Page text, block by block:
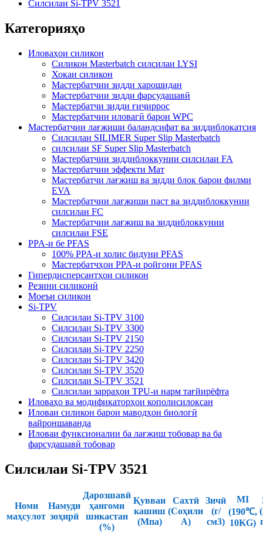
Силсилаи Si-TPV 3521
Категорияҳо
Иловаҳои силикон
Силикон Masterbatch силсилаи LYSI
Хокаи силикон
Мастербатчии зидди харошидан
Мастербатчии зидди фарсудашавӣ
Мастербатчи зидди ғиҷиррос
Мастербатчии иловагӣ барои WPC
Мастербатчии лағжиши баландсифат ва зиддиблокатсия
Силсилаи SILIMER Super Slip Masterbatch
силсилаи SF Super Slip Masterbatch
Мастербатчии зиддиблоккунии силсилаи FA
Мастербатчии эффекти Мат
Мастербатчи лағжиш ва зидди блок барои филми
EVA
Мастербатчии лағжиши паст ва зиддиблоккунии
силсилаи FC
Мастербатчии лағжиш ва зиддиблоккунии
силсилаи FSE
PPA-и бе PFAS
100% PPA-и холис бидуни PFAS
Мастербатчҳои PPA-и ройгони PFAS
Гипердисперсантҳои силикон
Резини силиконӣ
Моеъи силикон
Si-TPV
Силсилаи Si-TPV 3100
Силсилаи Si-TPV 3300
Силсилаи Si-TPV 2150
Силсилаи Si-TPV 2250
Силсилаи Si-TPV 3420
Силсилаи Si-TPV 3520
Силсилаи Si-TPV 3521
Силсилаи зарраҳои TPU-и нарм тағйирёфта
Иловаҳо ва модификаторҳои кополисилоксан
Иловаи силикон барои маводҳои биологӣ
вайроншаванда
Иловаи функсионалии ба лағжиш тобовар ва ба
фарсудашавӣ тобовар
Силсилаи Si-TPV 3521
Номи
маҳсулот
Намуди
зоҳирӣ
Дарозшавӣ
ҳангоми
шикастан
(%)
Қувваи
кашиш
(Мпа)
Сахтӣ
(Соҳили
А)
Зичӣ
(г/
см3)
MI
(190℃,
10KG)